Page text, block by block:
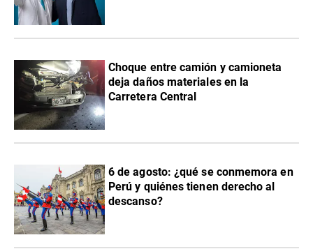
Choque entre camión y camioneta
deja daños materiales en la
Carretera Central
6 de agosto: ¿qué se conmemora en
Perú y quiénes tienen derecho al
descanso?